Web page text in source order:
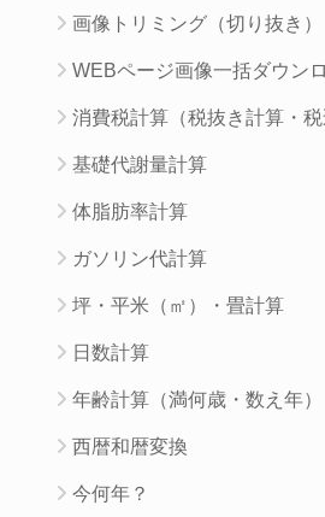
画像トリミング（切り抜き）
WEBページ画像一括ダウン
消費税計算（税抜き計算・税
基礎代謝量計算
体脂肪率計算
ガソリン代計算
坪・平米（㎡）・畳計算
日数計算
年齢計算（満何歳・数え年）
西暦和暦変換
今何年？